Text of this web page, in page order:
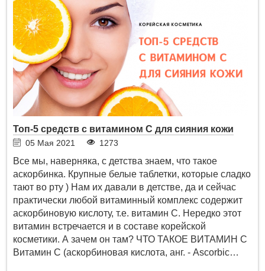
Топ-5 средств с витамином C для сияния кожи
05 Мая 2021 1273
Все мы, наверняка, с детства знаем, что такое
аскорбинка. Крупные белые таблетки, которые сладко
тают во рту ) Нам их давали в детстве, да и сейчас
практически любой витаминный комплекс содержит
аскорбиновую кислоту, т.е. витамин С. Нередко этот
витамин встречается и в составе корейской
косметики. А зачем он там? ЧТО ТАКОЕ ВИТАМИН С
Витамин C (аскорбиновая кислота, анг. - Ascorbic…